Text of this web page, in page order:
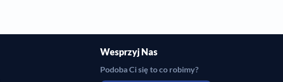
Wesprzyj Nas
Podoba Ci się to co robimy?